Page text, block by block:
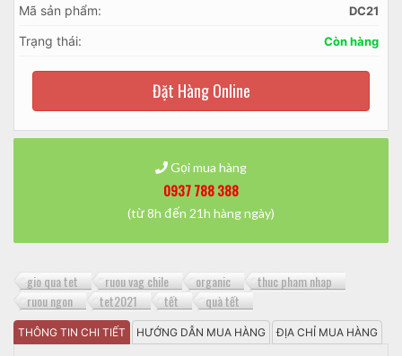
Mã sản phẩm: DC21
Trạng thái: Còn hàng
Đặt Hàng Online
Gọi mua hàng
0937 788 388
(từ 8h đến 21h hàng ngày)
gio qua tet ruou vag chile organic
thuc pham nhap
ruou ngon
tet2021 tết quà tết
THÔNG TIN CHI TIẾT HƯỚNG DẪN MUA HÀNG ĐỊA CHỈ MUA HÀNG